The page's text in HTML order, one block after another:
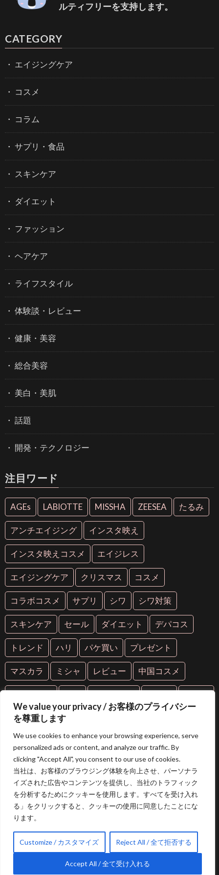
We value your privacy / お客様のプライバシー
を尊重します
We use cookies to enhance your browsing experience, serve
personalized ads or content, and analyze our traffic. By
clicking "Accept All", you consent to our use of cookies.
当社は、お客様のブラウジング体験を向上させ、パーソナラ
イズされた広告やコンテンツを提供し、当社のトラフィック
を分析するためにクッキーを使用します。すべてを受け入れ
る」をクリックすると、クッキーの使用に同意したことにな
ります。
Customize / カスタマイズ Reject All / 全て拒否する
Accept All / 全て受け入れる
ルティフリーを支持します。
CATEGORY
エイジングケア
コスメ
コラム
サプリ・食品
スキンケア
ダイエット
ファッション
ヘアケア
ライフスタイル
体験談・レビュー
健康・美容
総合美容
美白・美肌
話題
開発・テクノロジー
注目ワード
AGEs LABIOTTE MISSHA ZEESEA たるみ
アンチエイジング インスタ映え
インスタ映えコスメ エイジレス
エイジングケア クリスマス コスメ
コラボコスメ サプリ シワ シワ対策
スキンケア セール ダイエット デパコス
トレンド ハリ パケ買い プレゼント
マスカラ ミシャ レビュー 中国コスメ
抗糖化 抗老化
美容 美容液 美白 美肌 芸能人愛用
限定コスメ 韓国コスメ
特定商取引法に基づく表記 |プライバシーポリシー
© Copyright 2026JOLIEFUL| ライフスタイル＆ビュ
ーティーウェブマガジン.